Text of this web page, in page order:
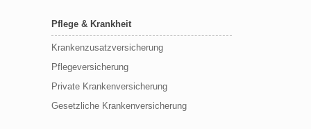
Pflege & Krankheit
Krankenzusatzversicherung
Pflegeversicherung
Private Krankenversicherung
Gesetzliche Krankenversicherung